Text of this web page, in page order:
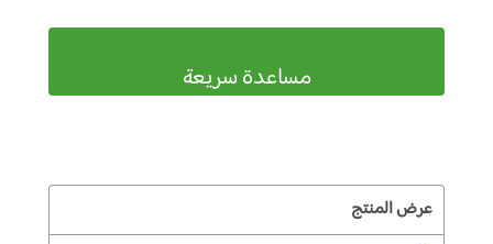
مساعدة سريعة
عرض المنتج